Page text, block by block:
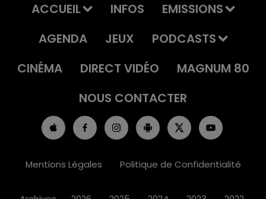
ACCUEIL INFOS
EMISSIONS
AGENDA
JEUX
PODCASTS
CINÉMA
DIRECT VIDÉO
MAGNUM 80
NOUS CONTACTER
Mentions Légales Politique de Confidentialité